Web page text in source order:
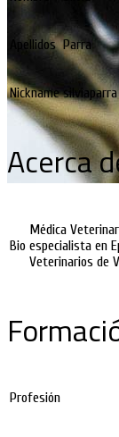
Apellidos Parra
Nickname silviaparra
Acerca
Bio
Médica
especialista en
Veterinarios de
Profesión